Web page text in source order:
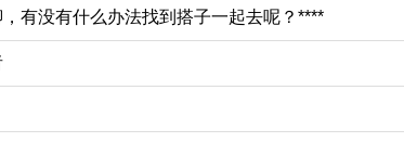
有没有什么办法找到搭子一起去呢？****